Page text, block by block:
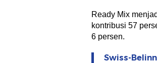
Ready Mix
kontribusi 57
6 persen.
Swiss-